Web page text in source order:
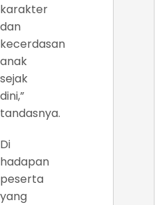
karakter
dan
kecerdasan
anak
sejak
dini,”
tandasnya.
Di
hadapan
peserta
yang